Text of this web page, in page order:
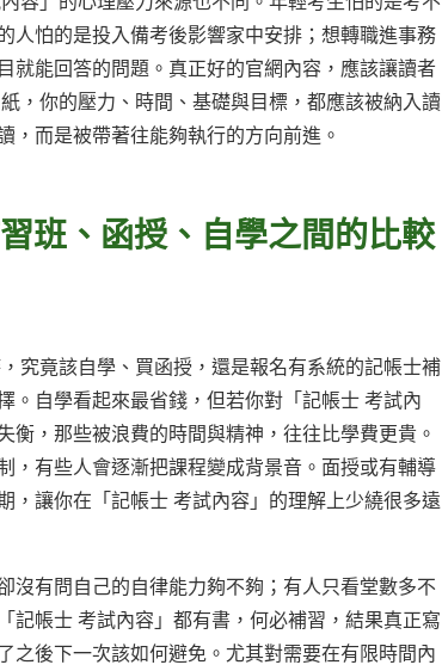
人怕的是投入備考後影響家中安排；想轉職進事務
就能回答的問題。真正好的官網內容，應該讓讀者
，你的壓力、時間、基礎與目標，都應該被納入讀
而是被帶著往能夠執行的方向前進。
班、函授、自學之間的比較
究竟該自學、買函授，還是報名有系統的記帳士補
。自學看起來最省錢，但若你對「記帳士 考試內
，那些被浪費的時間與精神，往往比學費更貴。
，有些人會逐漸把課程變成背景音。面授或有輔導
讓你在「記帳士 考試內容」的理解上少繞很多遠
沒有問自己的自律能力夠不夠；有人只看堂數多不
記帳士 考試內容」都有書，何必補習，結果真正寫
之後下一次該如何避免。尤其對需要在有限時間內